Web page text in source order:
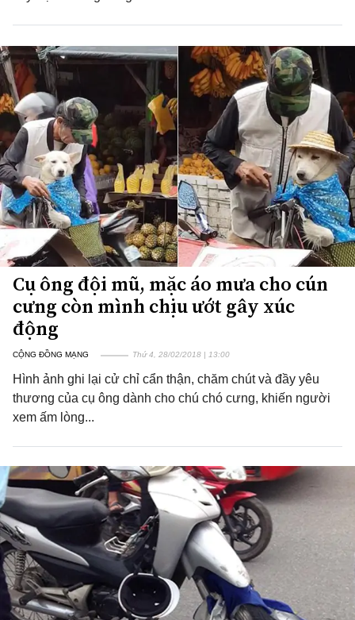
Cụ ông đội mũ, mặc áo mưa cho cún
cưng còn mình chịu ướt gây xúc
động
CỘNG ĐỒNG MẠNG Thứ 4, 28/02/2018 | 13:00
Hình ảnh ghi lại cử chỉ cẩn thận, chăm chút và đầy yêu
thương của cụ ông dành cho chú chó cưng, khiến người
xem ấm lòng...